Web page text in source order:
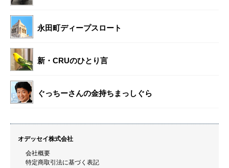
永田町ディープスロート
新・CRUのひとり言
ぐっちーさんの金持ちまっしぐら
オデッセイ株式会社
会社概要
特定商取引法に基づく表記